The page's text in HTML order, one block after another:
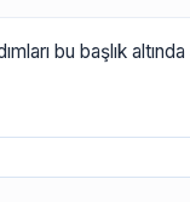
bu başlık altında